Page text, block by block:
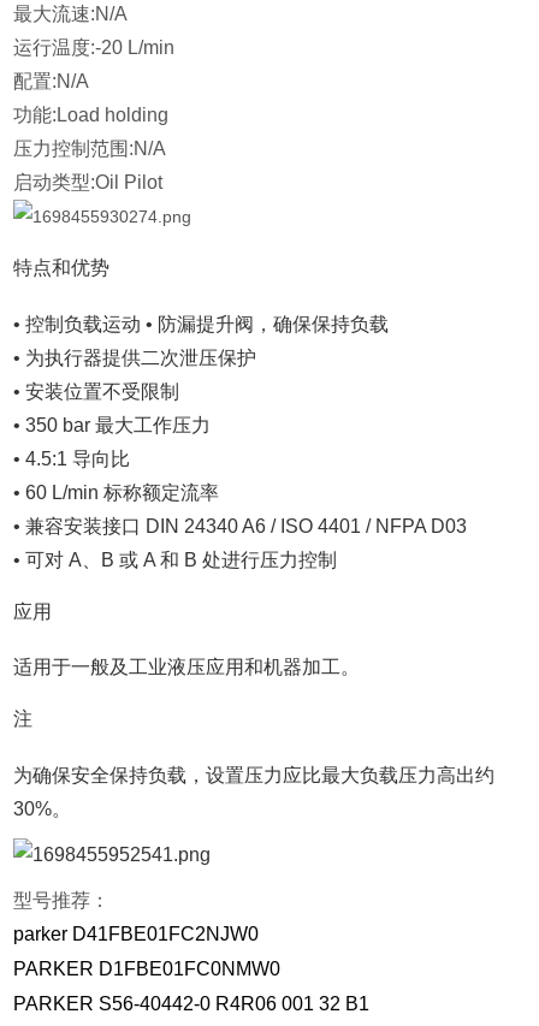
最大流速:N/A
运行温度:-20 L/min
配置:N/A
功能:Load holding
压力控制范围:N/A
启动类型:Oil Pilot
特点和优势
• 控制负载运动 • 防漏提升阀，确保保持负载
• 为执行器提供二次泄压保护
• 安装位置不受限制
• 350 bar 最大工作压力
• 4.5:1 导向比
• 60 L/min 标称额定流率
• 兼容安装接口 DIN 24340 A6 / ISO 4401 / NFPA D03
• 可对 A、B 或 A 和 B 处进行压力控制
应用
适用于一般及工业液压应用和机器加工。
注
为确保安全保持负载，设置压力应比最大负载压力高出约
30%。
型号推荐：
parker D41FBE01FC2NJW0
PARKER D1FBE01FC0NMW0
PARKER S56-40442-0 R4R06 001 32 B1